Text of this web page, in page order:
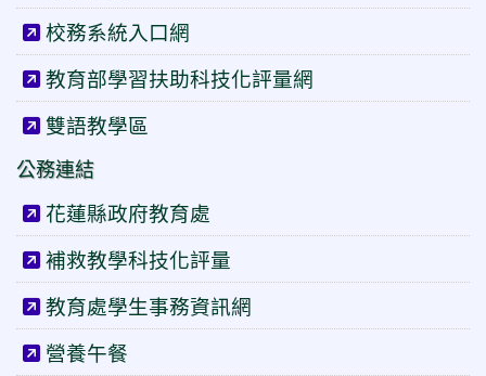
校務系統入口網
教育部學習扶助科技化評量網
雙語教學區
公務連結
花蓮縣政府教育處
補救教學科技化評量
教育處學生事務資訊網
營養午餐